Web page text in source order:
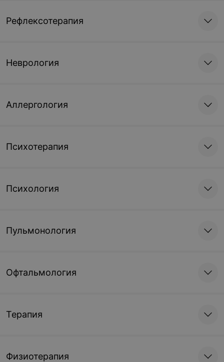
Рефлексотерапия
Неврология
Аллергология
Психотерапия
Психология
Пульмонология
Офтальмология
Терапия
Физиотерапия